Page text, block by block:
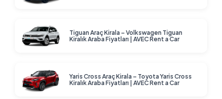
Tiguan Araç Kirala – Volkswagen Tiguan
Kiralık Araba Fiyatları | AVEC Rent a Car
Yaris Cross Araç Kirala – Toyota Yaris Cross
Kiralık Araba Fiyatları | AVEC Rent a Car